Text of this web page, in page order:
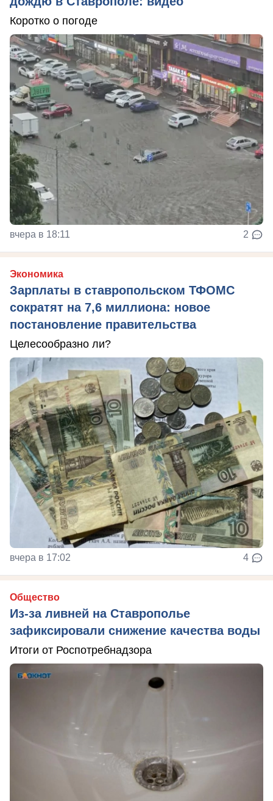
Коротко о погоде
вчера в 18:11 2
Экономика
Зарплаты в ставропольском ТФОМС
сократят на 7,6 миллиона: новое
постановление правительства
Целесообразно ли?
вчера в 17:02 4
Общество
Из-за ливней на Ставрополье
зафиксировали снижение качества воды
Итоги от Роспотребнадзора